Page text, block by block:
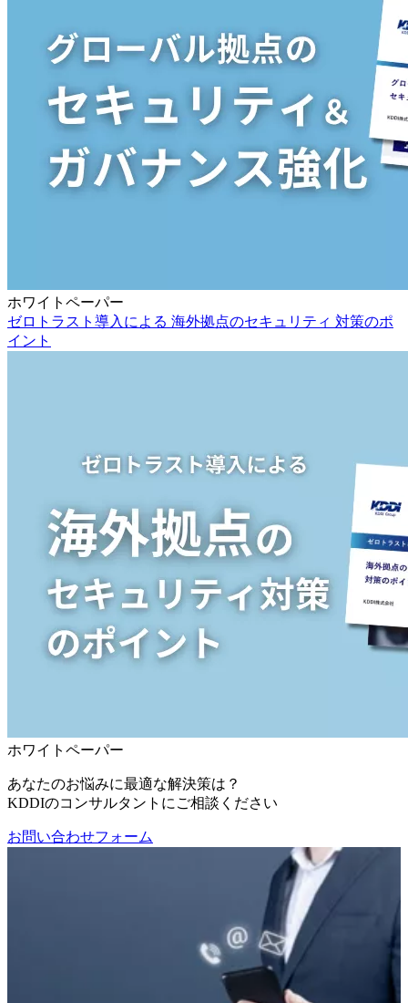
ホワイトペーパー
ゼロトラスト導入による 海外拠点のセキュリティ 対策のポ
イント
ホワイトペーパー
あなたのお悩みに最適な解決策は？
KDDIのコンサルタントにご相談ください
お問い合わせフォーム